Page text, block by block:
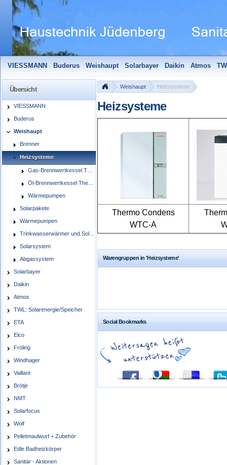
VIESSMANN Buderus Weishaupt Solarbayer Daikin Atmos
Solarfocus
Wolf Pelletmaulwurf + Zubehör Edle Badheizkörper
Übersicht
VIESSMANN
Buderus
Weishaupt
Brenner
Heizsysteme
Gas-Brennwertkessel Thermo Condens WTC-GW/GB
Öl-Brennwertkessel Thermo Condens WTC-OB
Wärmepumpen
Solarpakete
Wärmepumpen
Trinkwasserwärmer und Solarspeicher
Solarsystem
Abgassystem
Solarbayer
Daikin
Atmos
TWL: Solarenergie/Speicher
ETA
Elco
Fröling
Windhager
Vaillant
Brötje
NMT
Solarfocus
Wolf
Pelletmaulwurf + Zubehör
Edle Badheizkörper
Sanitär - Aktionen
Weishaupt Heizsysteme
Heizsysteme
Thermo Condens
WTC-A
Warengruppen in 'Heizsysteme'
Social Bookmarks